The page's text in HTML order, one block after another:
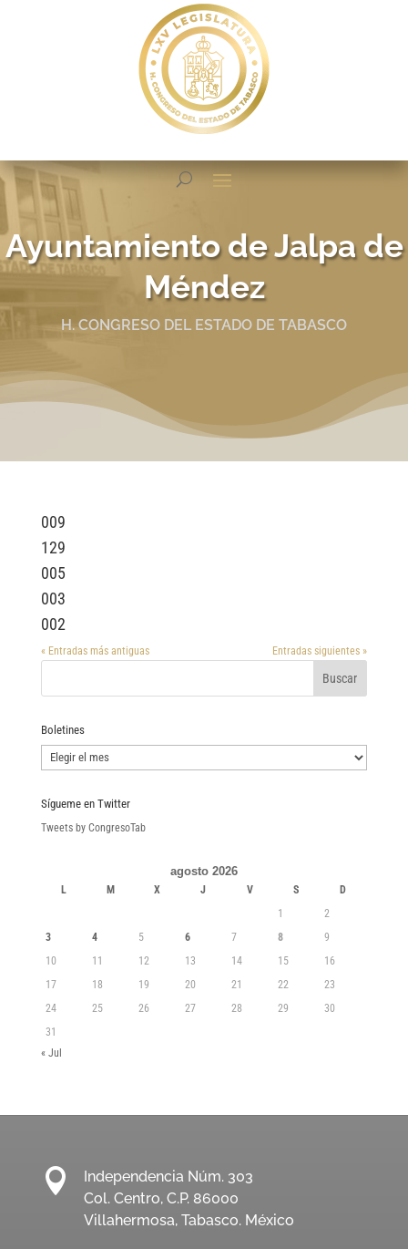
Ayuntamiento de Jalpa de
Méndez
H. CONGRESO DEL ESTADO DE TABASCO
009
129
005
003
002
« Entradas más antiguas Entradas siguientes »
Boletines
Boletines
Sígueme en Twitter
Tweets by CongresoTab
agosto 2026
L M X J V S
D
1
2
3
4 5 6 7 8
9
10
11 12 13 14 15
16
17
18 19 20 21 22
23
24
25 26 27 28 29
30
31
« Jul

Independencia Núm. 303
Col. Centro, C.P. 86000
Villahermosa, Tabasco. México